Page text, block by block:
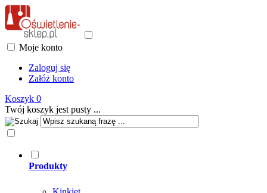
Moje konto
Zaloguj się
Załóż konto
Koszyk 0
Twój koszyk jest pusty ...
Produkty